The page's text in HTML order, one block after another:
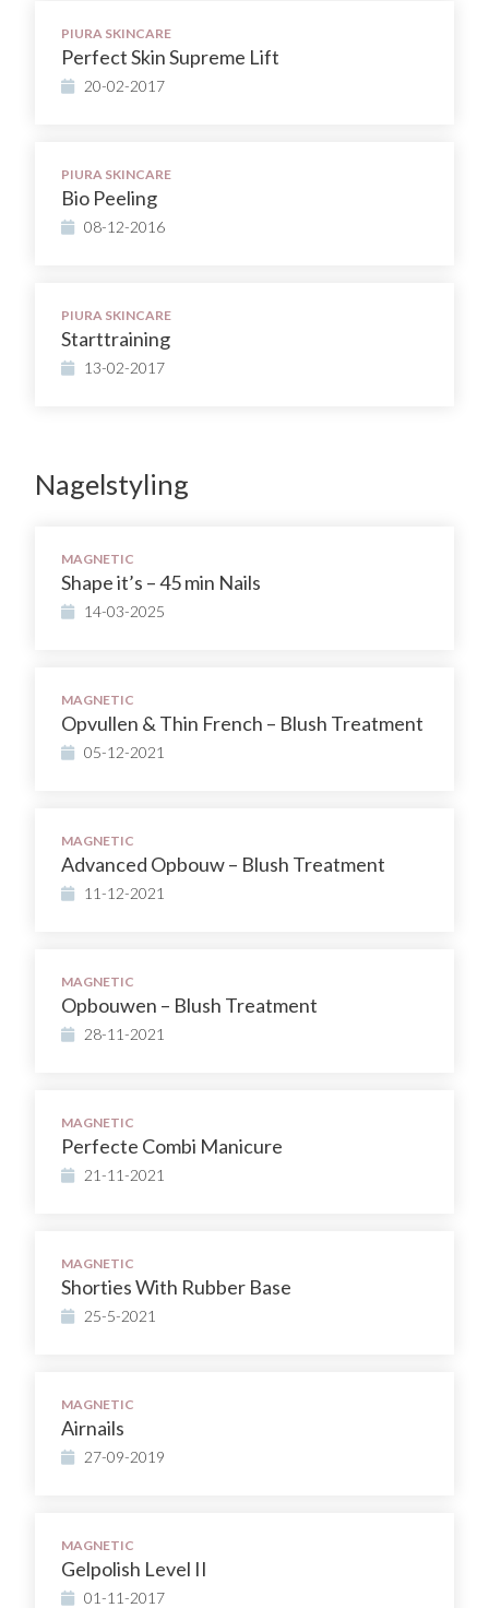
PIURA SKINCARE
Perfect Skin Supreme Lift
20-02-2017
PIURA SKINCARE
Bio Peeling
08-12-2016
PIURA SKINCARE
Starttraining
13-02-2017
Nagelstyling
MAGNETIC
Shape it’s – 45 min Nails
14-03-2025
MAGNETIC
Opvullen & Thin French – Blush Treatment
05-12-2021
MAGNETIC
Advanced Opbouw – Blush Treatment
11-12-2021
MAGNETIC
Opbouwen – Blush Treatment
28-11-2021
MAGNETIC
Perfecte Combi Manicure
21-11-2021
MAGNETIC
Shorties With Rubber Base
25-5-2021
MAGNETIC
Airnails
27-09-2019
MAGNETIC
Gelpolish Level II
01-11-2017